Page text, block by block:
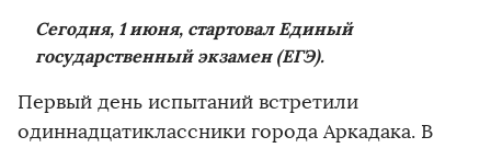
Сегодня, 1 июня, стартовал Единый
государственный экзамен (ЕГЭ).
Первый день испытаний встретили
одиннадцатиклассники города Аркадака. В